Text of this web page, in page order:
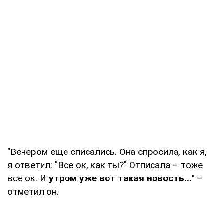
"Вечером еще списались. Она спросила, как я,
я ответил: "Все ок, как ты?" Отписала – тоже
все ок. И утром уже вот такая новость..." –
отметил он.